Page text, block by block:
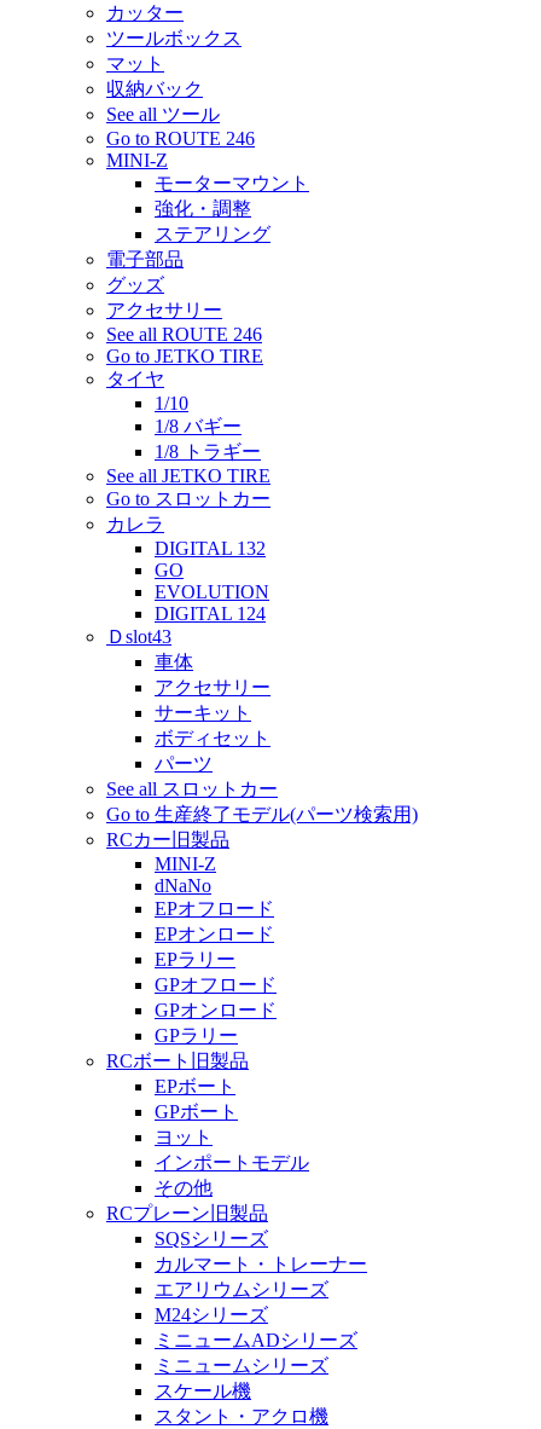
カッター
ツールボックス
マット
収納バック
See all ツール
Go to ROUTE 246
MINI-Z
モーターマウント
強化・調整
ステアリング
電子部品
グッズ
アクセサリー
See all ROUTE 246
Go to JETKO TIRE
タイヤ
1/10
1/8 バギー
1/8 トラギー
See all JETKO TIRE
Go to スロットカー
カレラ
DIGITAL 132
GO
EVOLUTION
DIGITAL 124
Ｄslot43
車体
アクセサリー
サーキット
ボディセット
パーツ
See all スロットカー
Go to 生産終了モデル(パーツ検索用)
RCカー旧製品
MINI-Z
dNaNo
EPオフロード
EPオンロード
EPラリー
GPオフロード
GPオンロード
GPラリー
RCボート旧製品
EPボート
GPボート
ヨット
インポートモデル
その他
RCプレーン旧製品
SQSシリーズ
カルマート・トレーナー
エアリウムシリーズ
M24シリーズ
ミニュームADシリーズ
ミニュームシリーズ
スケール機
スタント・アクロ機